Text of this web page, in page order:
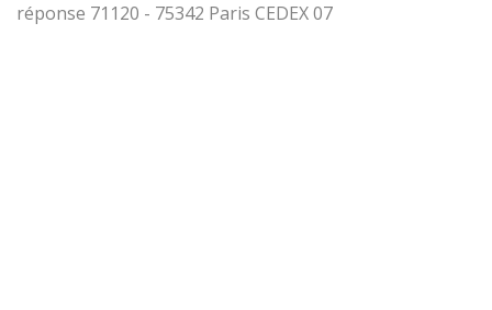
réponse 71120 - 75342 Paris CEDEX 07